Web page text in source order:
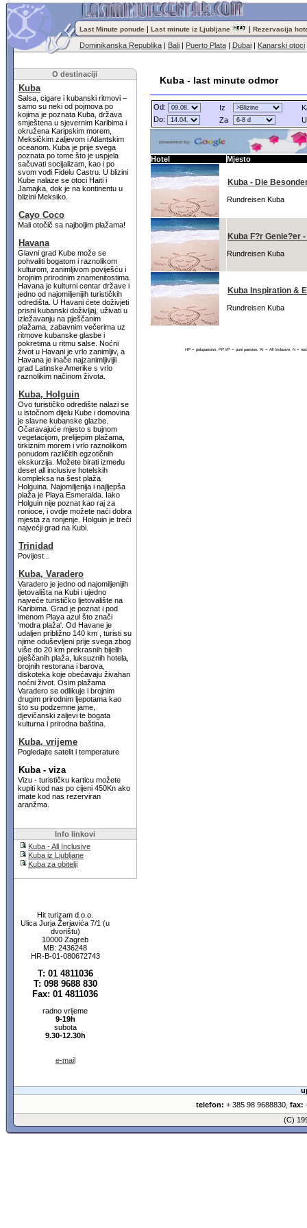
Kuba - last minute odmor
Last Minute ponude | Last minute iz Ljubljane | Rezervacija
Dominikanska Republika | Bali | Puerto Plata | Dubai | Kanarski otoci
O destinaciji
Kuba
Salsa, cigare i kubanski ritmovi –
samo su neki od pojmova po
kojima je poznata Kuba, država
smještena u sjevernim Karibima i
okružena Karipskim morem,
Meksičkim zaljevom i Atlantskim
oceanom. Kuba je prije svega
poznata po tome što je uspjela
sačuvati socijalizam, kao i po
svom vođi Fidelu Castru. U blizini
Kube nalaze se otoci Haiti i
Jamajka, dok je na kontinentu u
blizini Meksiko.
Cayo Coco
Mali otočič sa najboljim plažama!
Havana
Glavni grad Kube može se
pohvaliti bogatom i raznolikom
kulturom, zanimljivom poviješću i
brojnim prirodnim znamenitostima.
Havana je kulturni centar države i
jedno od najomiljenijih turističkih
odredišta. U Havani ćete doživjeti
prisni kubanski doživljaj, uživati u
izležavanju na pješčanim
plažama, zabavnim večerima uz
ritmove kubanske glasbe i
pokretima u ritmu salse. Noćni
život u Havani je vrlo zanimljiv, a
Havana je inače najzanimljivijii
grad Latinske Amerike s vrlo
raznolikim načinom života.
Kuba, Holguin
Ovo turističko odredište nalazi se
u istočnom dijelu Kube i domovina
je slavne kubanske glazbe.
Očaravajuće mjesto s bujnom
vegetacijom, prelijepim plažama,
tirkiznim morem i vrlo raznolikom
ponudom različitih egzotičnih
ekskurzija. Možete birati između
deset all inclusive hotelskih
kompleksa na šest plaža
Holguina. Najomiljenija i najljepša
plaža je Playa Esmeralda. Iako
Holguin nije poznat kao raj za
ronioce, i ovdje možete naći dobra
mjesta za ronjenje. Holguin je treći
najvećji grad na Kubi.
Trinidad
Povijest...
Kuba, Varadero
Varadero je jedno od najomiljenijih
ljetovališta na Kubi i ujedno
najveće turističko ljetovalište na
Karibima. Grad je poznat i pod
imenom Playa azul što znači
'modra plaža'. Od Havane je
udaljen približno 140 km , turisti su
njime oduševljeni prije svega zbog
više do 20 km prekrasnih bijelih
pješčanih plaža, luksuznih hotela,
brojnih restorana i barova,
diskoteka koje obećavaju živahan
noćni život. Osim plažama
Varadero se odlikuje i brojnim
drugim prirodnim ljepotama kao
što su podzemne jame,
djevičanski zaljevi te bogata
kulturna i prirodna baština.
Kuba, vrijeme
Pogledajte satelit i temperature
Kuba - viza
Vizu - turističku karticu možete
kupiti kod nas po cijeni 450Kn ako
imate kod nas rezerviran
aranžma.
Info linkovi
Kuba - All Inclusive
Kuba iz Ljubljane
Kuba za obitelji
Hit turizam d.o.o.
Ulica Jurja Žerjavića 7/1 (u
dvorištu)
10000 Zagreb
MB: 2436248
HR-B-01-080672743
T: 01 4811036
T: 098 9688 830
Fax: 01 4811036
radno vrijeme
9-19h
subota
9.30-12.30h
e-mail
Od: Iz
Do:
Za
Hotel Mjesto
Kuba - Die
Rundreisen Kuba
Kuba F?r Genie?er
Rundreisen Kuba
Kuba Inspiration &
Rundreisen Kuba
HP = polupansion, PP,VP = puni pansion, AI = All Inclusive, N =
telefon: + 385 98 9688830, fax:
(C)